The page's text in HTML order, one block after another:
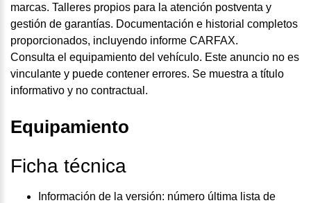
marcas. Talleres propios para la atención postventa y
gestión de garantías. Documentación e historial completos
proporcionados, incluyendo informe CARFAX.
Consulta el equipamiento del vehículo. Este anuncio no es
vinculante y puede contener errores. Se muestra a título
informativo y no contractual.
Equipamiento
Ficha técnica
Información de la versión: número última lista de